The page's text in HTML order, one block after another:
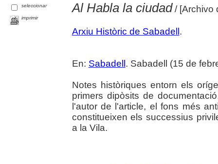
seleccionar
imprimir
Al Habla la ciudad/ [Archivo
Arxiu Històric de Sabadell .
En: Sabadell . Sabadell (15 de
Notes històriques entorn els
primers dipòsits de
l'autor de l'article, el fons més
constitueixen els successius
a la Vila.